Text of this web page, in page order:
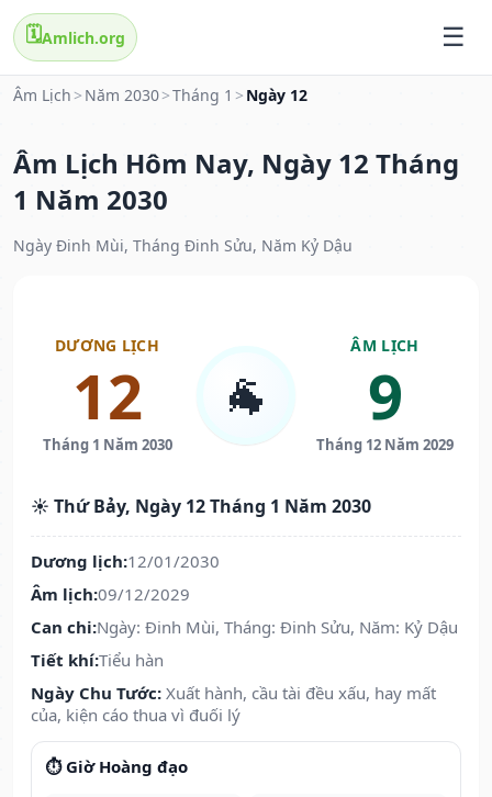
🗓️Amlich.org
Âm Lịch > Năm 2030>Tháng 1 > Ngày 12
Âm Lịch Hôm Nay, Ngày 12 Tháng
1 Năm 2030
Ngày Đinh Mùi, Tháng Đinh Sửu, Năm Kỷ Dậu
DƯƠNG LỊCH
12
Tháng 1 Năm 2030
🐐
ÂM LỊCH
9
Tháng 12 Năm 2029
☀️ Thứ Bảy, Ngày 12 Tháng 1 Năm 2030
Dương lịch:12/01/2030
Âm lịch:09/12/2029
Can chi:Ngày: Đinh Mùi, Tháng: Đinh Sửu, Năm: Kỷ Dậu
Tiết khí:Tiểu hàn
Ngày Chu Tước: Xuất hành, cầu tài đều xấu, hay mất
của, kiện cáo thua vì đuối lý
⏱️ Giờ Hoàng đạo